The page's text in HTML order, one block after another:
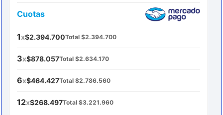
Cuotas
1x$2.394.700Total $2.394.700
3x$878.057Total $2.634.170
6x$464.427Total $2.786.560
12x$268.497Total $3.221.960